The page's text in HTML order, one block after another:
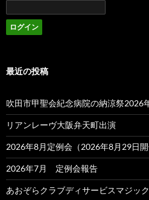
最近の投稿
吹田市甲聖会紀念病院の納涼祭2026
リアンレーヴ大阪弁天町出演
2026年8月定例会（2026年8月29日
2026年7月 定例会報告
あおぞらクラブディサービスマジッ